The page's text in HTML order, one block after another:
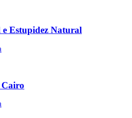
Estupidez Natural